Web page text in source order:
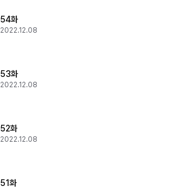
54화
2022.12.08
53화
2022.12.08
52화
2022.12.08
51화